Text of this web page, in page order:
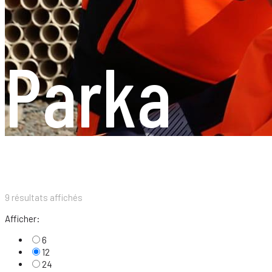
Parka
9 résultats affichés
Afficher:
6
12
24